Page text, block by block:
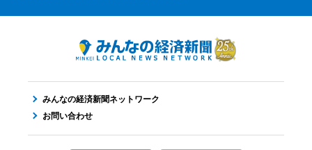
みんなの経済新聞ネットワーク
お問い合わせ